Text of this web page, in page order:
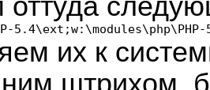
их к
штрихом,